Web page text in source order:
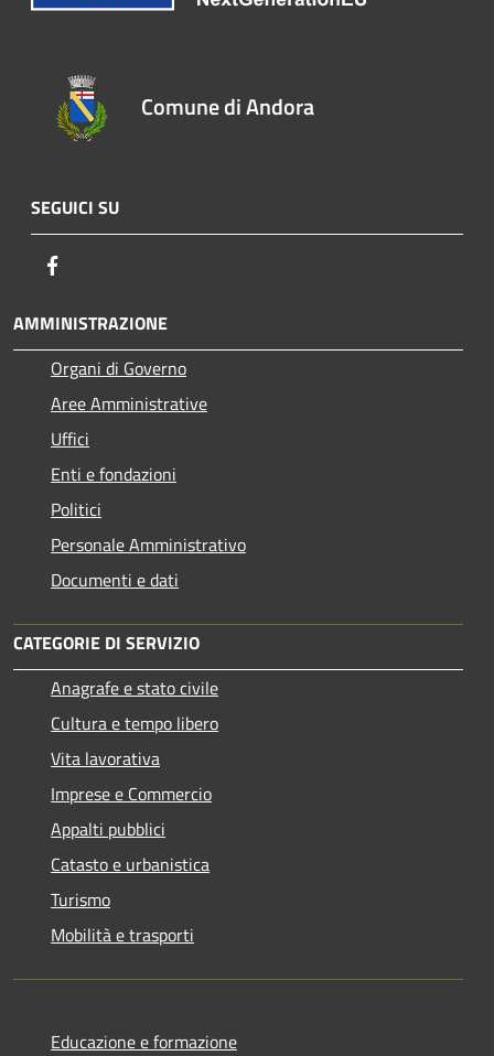
Comune di Andora
SEGUICI SU
AMMINISTRAZIONE
Organi di Governo
Aree Amministrative
Uffici
Enti e fondazioni
Politici
Personale Amministrativo
Documenti e dati
CATEGORIE DI SERVIZIO
Anagrafe e stato civile
Cultura e tempo libero
Vita lavorativa
Imprese e Commercio
Appalti pubblici
Catasto e urbanistica
Turismo
Mobilità e trasporti
Educazione e formazione